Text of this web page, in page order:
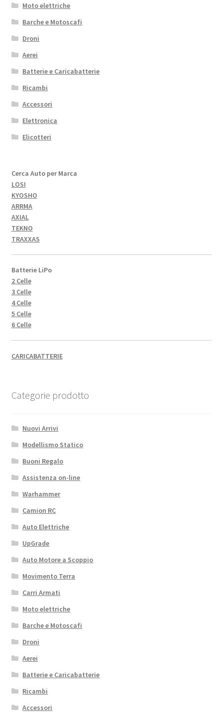
Moto elettriche
Barche e Motoscafi
Droni
Aerei
Batterie e Caricabatterie
Ricambi
Accessori
Elettronica
Elicotteri
Cerca Auto per Marca
LOSI
KYOSHO
ARRMA
AXIAL
TEKNO
TRAXXAS
Batterie LiPo
2 Celle
3 Celle
4 Celle
5 Celle
6 Celle
CARICABATTERIE
Categorie prodotto
Nuovi Arrivi
Modellismo Statico
Buoni Regalo
Assistenza on-line
Warhammer
Camion RC
Auto Elettriche
UpGrade
Auto Motore a Scoppio
Movimento Terra
Carri Armati
Moto elettriche
Barche e Motoscafi
Droni
Aerei
Batterie e Caricabatterie
Ricambi
Accessori